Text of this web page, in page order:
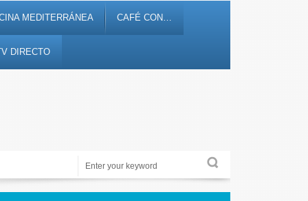
MEDITERRÁNEA CAFÉ CON…
DIRECTO
Noticias, debates, fiestas, cultura, ocio y entretenimiento